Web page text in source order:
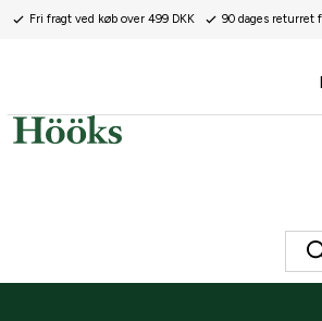
Fri fragt ved køb over 499 DKK 90 dages returret